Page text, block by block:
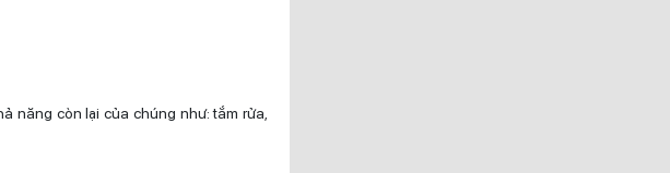
năng còn lại của chúng như: tắm rửa,